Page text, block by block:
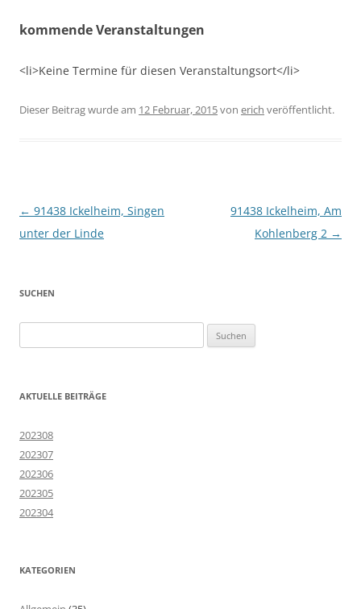
kommende Veranstaltungen
<li>Keine Termine für diesen Veranstaltungsort</li>
Dieser Beitrag wurde am 12 Februar, 2015von erich veröffentlicht.
Beitragsnavigation
← 91438 Ickelheim, Singen
unter der Linde
91438 Ickelheim, Am
Kohlenberg 2 →
SUCHEN
nach:
AKTUELLE BEITRÄGE
202308
202307
202306
202305
202304
KATEGORIEN